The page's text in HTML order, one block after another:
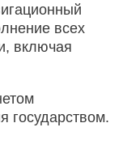
всех
включая
государством.